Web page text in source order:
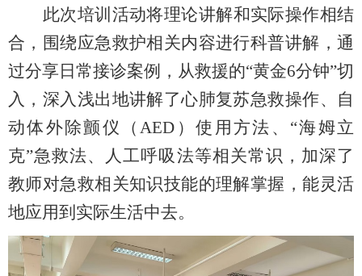
此次培训活动将理论讲解和实际操作相结
合，围绕应急救护相关内容进行科普讲解，通
过分享日常接诊案例，从救援的“黄金6分钟”切
入，深入浅出地讲解了心肺复苏急救操作、自
动体外除颤仪（AED）使用方法、“海姆立
克”急救法、人工呼吸法等相关常识，加深了
教师对急救相关知识技能的理解掌握，能灵活
地应用到实际生活中去。